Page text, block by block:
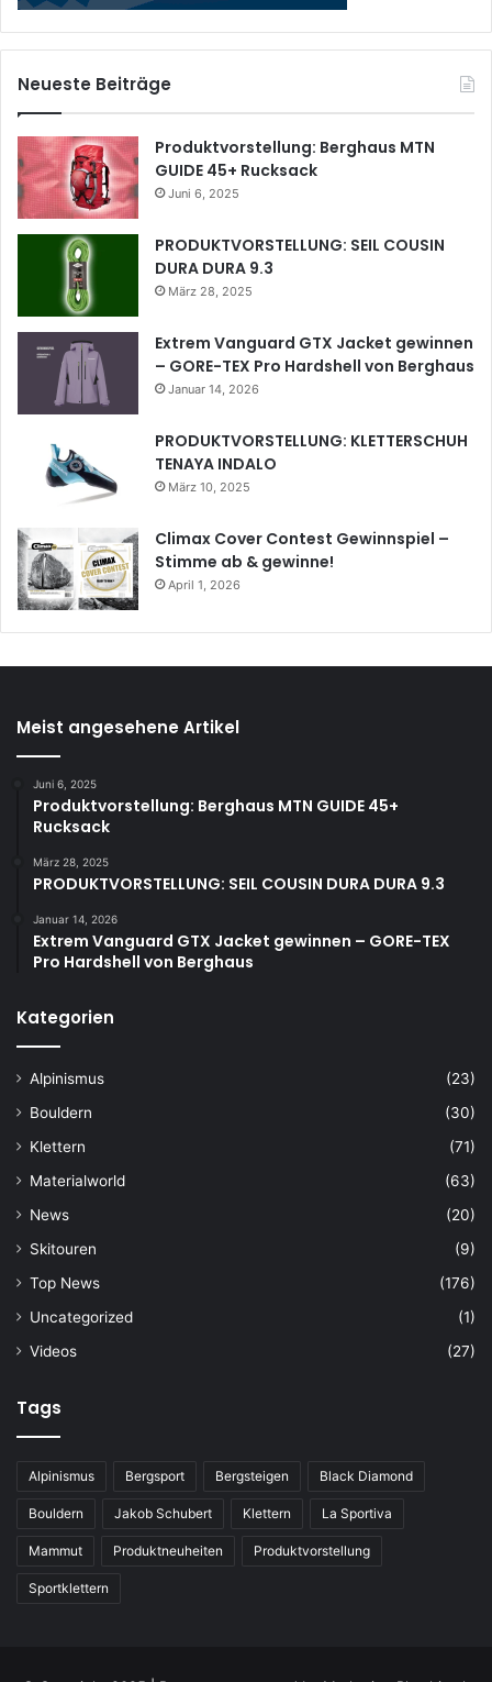
Neueste Beiträge
Produktvorstellung: Berghaus MTN
GUIDE 45+ Rucksack
Juni 6, 2025
PRODUKTVORSTELLUNG: SEIL COUSIN
DURA DURA 9.3
März 28, 2025
Extrem Vanguard GTX Jacket gewinnen
– GORE-TEX Pro Hardshell von Berghaus
Januar 14, 2026
PRODUKTVORSTELLUNG: KLETTERSCHUH
TENAYA INDALO
März 10, 2025
Climax Cover Contest Gewinnspiel –
Stimme ab & gewinne!
April 1, 2026
Meist angesehene Artikel
Juni 6, 2025
Produktvorstellung: Berghaus MTN GUIDE 45+
Rucksack
März 28, 2025
PRODUKTVORSTELLUNG: SEIL COUSIN DURA DURA 9.3
Januar 14, 2026
Extrem Vanguard GTX Jacket gewinnen – GORE-TEX
Pro Hardshell von Berghaus
Kategorien
Alpinismus
(23)
Bouldern
(30)
Klettern
(71)
Materialworld
(63)
News
(20)
Skitouren
(9)
Top News
(176)
Uncategorized
(1)
Videos
(27)
Tags
Alpinismus Bergsport Bergsteigen Black Diamond
Bouldern Jakob Schubert Klettern La Sportiva
Mammut Produktneuheiten Produktvorstellung
Sportklettern